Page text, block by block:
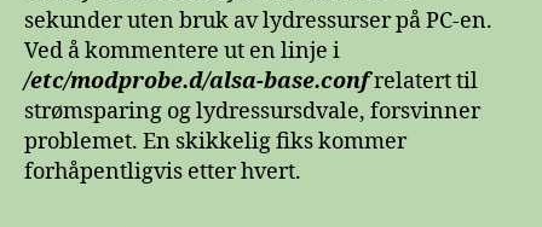
sekunder uten bruk av lydressurser på PC-en.
Ved å kommentere ut en linje i
/etc/modprobe.d/alsa-base.confrelatert til
strømsparing og lydressursdvale, forsvinner
problemet. En skikkelig fiks kommer
forhåpentligvis etter hvert.